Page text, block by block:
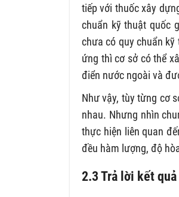
tiếp với thuốc xây
chuẩn kỹ thuật quốc
chưa có quy chuẩn
ứng thì cơ sở có thể
điển nước ngoài và
Như vậy, tùy từng cơ
nhau. Nhưng nhìn
thực hiện liên quan
đều hàm lượng, độ
2.3 Trả lời kết